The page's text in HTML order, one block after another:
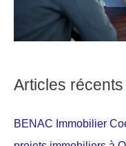
Articles récents
BENAC Immobilier